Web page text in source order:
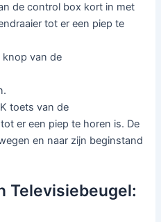
de control box kort in met
tot er een piep te
knop van de
toets van de
er een piep te horen is. De
en naar zijn beginstand
Televisiebeugel: